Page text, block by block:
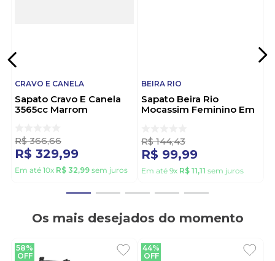
CRAVO E CANELA
Sapato Cravo E Canela
3565cc Marrom
R$ 366,66
R$ 329,99
Em até 10x R$ 32,99 sem juros
BEIRA RIO
Sapato Beira Rio
Mocassim Feminino Em
R$ 144,43
R$ 99,99
Em até 9x R$ 11,11 sem juros
Os mais desejados do momento
58%
OFF
44%
OFF